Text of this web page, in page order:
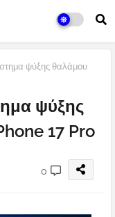
ψύξης θαλάμου
ψύξης
17 Pro
0